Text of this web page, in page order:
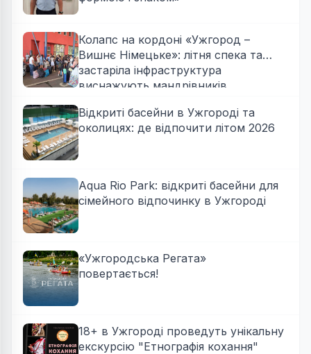
Колапс на кордоні «Ужгород –
Вишнє Німецьке»: літня спека та
застаріла інфраструктура
виснажують мандрівників
Відкриті басейни в Ужгороді та
околицях: де відпочити літом 2026
Aqua Rio Park: відкриті басейни для
сімейного відпочинку в Ужгороді
«Ужгородська Регата»
повертається!
18+ в Ужгороді проведуть унікальну
екскурсію "Етнографія кохання"